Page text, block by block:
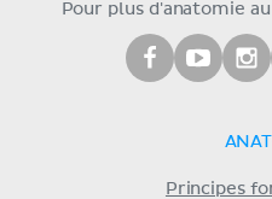
Pour plus d'anatomie
Principes